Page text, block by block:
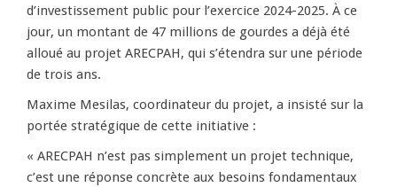
d’investissement public pour l’exercice 2024-2025. À ce
jour, un montant de 47 millions de gourdes a déjà été
alloué au projet ARECPAH, qui s’étendra sur une période
de trois ans.
Maxime Mesilas, coordinateur du projet, a insisté sur la
portée stratégique de cette initiative :
« ARECPAH n’est pas simplement un projet technique,
c’est une réponse concrète aux besoins fondamentaux